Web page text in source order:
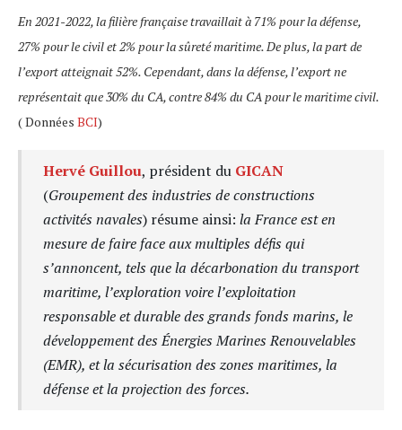
En 2021-2022, la filière française travaillait à 71% pour la défense,
27% pour le civil et 2% pour la sûreté maritime. De plus, la part de
l’export atteignait 52%. Cependant, dans la défense, l’export ne
représentait que 30% du CA, contre 84% du CA pour le maritime civil.
( Données BCI)
Hervé Guillou, président du GICAN
(Groupement des industries de constructions
activités navales) résume ainsi: la France est en
mesure de faire face aux multiples défis qui
s’annoncent, tels que la décarbonation du transport
maritime, l’exploration voire l’exploitation
responsable et durable des grands fonds marins, le
développement des Énergies Marines Renouvelables
(EMR), et la sécurisation des zones maritimes, la
défense et la projection des forces.